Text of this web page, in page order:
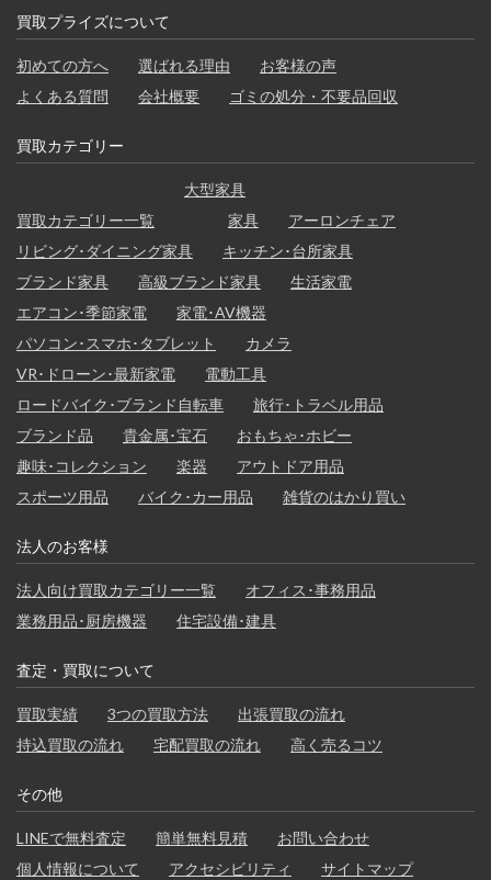
買取プライズについて
初めての方へ 選ばれる理由
お客様の声
よくある質問
会社概要 ゴミの処分・不要品回収
買取カテゴリー
買取カテゴリー一覧
大型家具
家具
アーロンチェア
リビング･ダイニング家具
キッチン･台所家具
ブランド家具
高級ブランド家具
生活家電
エアコン･季節家電
家電･AV機器
パソコン･スマホ･タブレット
カメラ
VR･ドローン･最新家電
電動工具
ロードバイク･ブランド自転車
旅行･トラベル用品
ブランド品
貴金属･宝石
おもちゃ･ホビー
趣味･コレクション
楽器
アウトドア用品
スポーツ用品
バイク･カー用品 雑貨のはかり買い
法人のお客様
法人向け買取カテゴリー一覧
オフィス･事務用品
業務用品･厨房機器
住宅設備･建具
査定・買取について
買取実績 3つの買取方法
出張買取の流れ
持込買取の流れ
宅配買取の流れ 高く売るコツ
その他
LINEで無料査定 簡単無料見積
お問い合わせ
個人情報について
アクセシビリティ サイトマップ